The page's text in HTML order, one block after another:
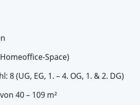
Space)
8 (UG, EG, 1. – 4. OG, 1. & 2. DG)
40 – 109 m²